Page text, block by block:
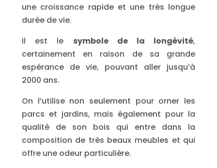
une croissance rapide et une très longue
durée de vie.
Il est le symbole de la longévité,
certainement en raison de sa grande
espérance de vie, pouvant aller jusqu’à
2000 ans.
On l’utilise non seulement pour orner les
parcs et jardins, mais également pour la
qualité de son bois qui entre dans la
composition de très beaux meubles et qui
offre une odeur particulière.